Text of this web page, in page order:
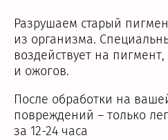
Разрушаем старый
из организма.
воздействует на
и ожогов.
После обработки на
повреждений – только
за 12-24 часа